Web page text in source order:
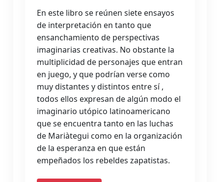
En este libro se reúnen siete ensayos
de interpretación en tanto que
ensanchamiento de perspectivas
imaginarias creativas. No obstante la
multiplicidad de personajes que entran
en juego, y que podrían verse como
muy distantes y distintos entre sí ,
todos ellos expresan de algún modo el
imaginario utópico latinoamericano
que se encuentra tanto en las luchas
de Mariàtegui como en la organización
de la esperanza en que están
empeñados los rebeldes zapatistas.